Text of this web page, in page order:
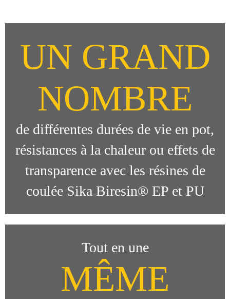
UN GRAND
NOMBRE
de différentes durées de vie en pot,
résistances à la chaleur ou effets de
transparence avec les résines de
coulée Sika Biresin® EP et PU
Tout en une
MÊME